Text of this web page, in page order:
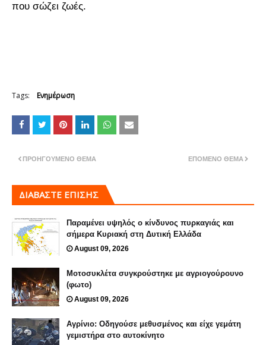
που σώζει ζωές.
Tags: Ενημέρωση
ΕΠΌΜΕΝΟ ΘΈΜΑ
ΠΡΟΗΓΟΎΜΕΝΟ ΘΈΜΑ
ΔΙΑΒΑΣΤΕ ΕΠΙΣΗΣ
Παραμένει υψηλός ο κίνδυνος πυρκαγιάς και
σήμερα Κυριακή στη Δυτική Ελλάδα
August 09, 2026
Μοτοσυκλέτα συγκρούστηκε με αγριογούρουνο
(φωτο)
August 09, 2026
Αγρίνιο: Οδηγούσε μεθυσμένος και είχε γεμάτη
γεμιστήρα στο αυτοκίνητο